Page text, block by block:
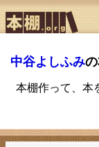
中谷よしふみ
本棚作って、本